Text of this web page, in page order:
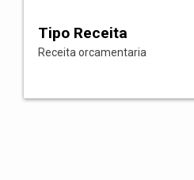
Tipo Receita
Receita orcamentaria